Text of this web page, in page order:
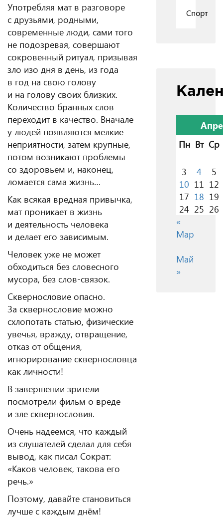
Употребляя мат в разговоре
с друзьями, родными,
современные люди, сами того
не подозревая, совершают
сокровенный ритуал, призывая
зло изо дня в день, из года
в год на свою голову
и на голову своих близких.
Количество бранных слов
переходит в качество. Вначале
у людей появляются мелкие
неприятности, затем крупные,
потом возникают проблемы
со здоровьем и, наконец,
ломается сама жизнь…
Как всякая вредная привычка,
мат проникает в жизнь
и деятельность человека
и делает его зависимым.
Человек уже не может
обходиться без словесного
мусора, без слов-связок.
Сквернословие опасно.
За сквернословие можно
схлопотать статью, физические
увечья, вражду, отвращение,
отказ от общения,
игнорирование сквернословца
как личности!
В завершении зрители
посмотрели фильм о вреде
и зле сквернословия.
Очень надеемся, что каждый
из слушателей сделал для себя
вывод, как писал Сократ:
«Каков человек, такова его
речь.»
Поэтому, давайте становиться
лучше с каждым днём!
Спорт
Пн Вт Ср
3 4
5
10 11 12
17 18 19
24 25 26
«
Мар
Май
»